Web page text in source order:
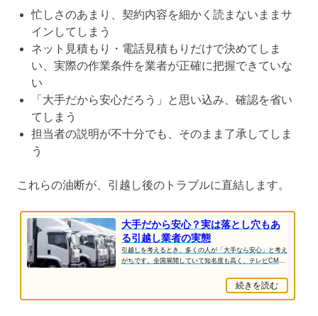
忙しさのあまり、契約内容を細かく読まないままサ
インしてしまう
ネット見積もり・電話見積もりだけで決めてしま
い、実際の作業条件を業者が正確に把握できていな
い
「大手だから安心だろう」と思い込み、確認を省い
てしまう
担当者の説明が不十分でも、そのまま了承してしま
う
これらの油断が、引越し後のトラブルに直結します。
大手だから安心？実は落とし穴もあ
る引越し業者の実態
引越しを考えるとき、多くの人が「大手なら安心」と考え
がちです。全国展開していて知名度も高く、テレビCMや
続きを読む